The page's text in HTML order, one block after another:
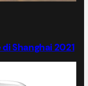
Shanghai 2021